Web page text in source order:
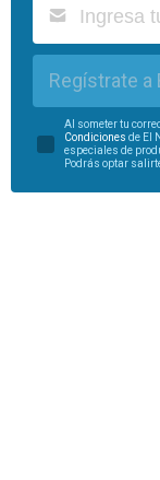
Regístrate a
Al someter tu
Condiciones de El
especiales de
Podrás optar